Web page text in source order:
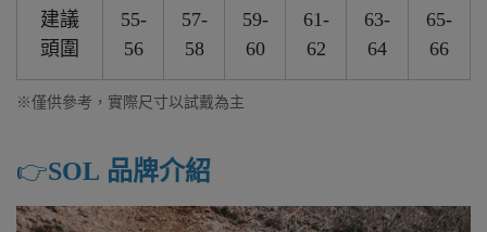
建議
頭圍
55-
56
57-
58
59-
60
61-
62
63-
64
65-
66
※僅供參考，實際尺寸以試戴為主
👉️SOL 品牌介紹